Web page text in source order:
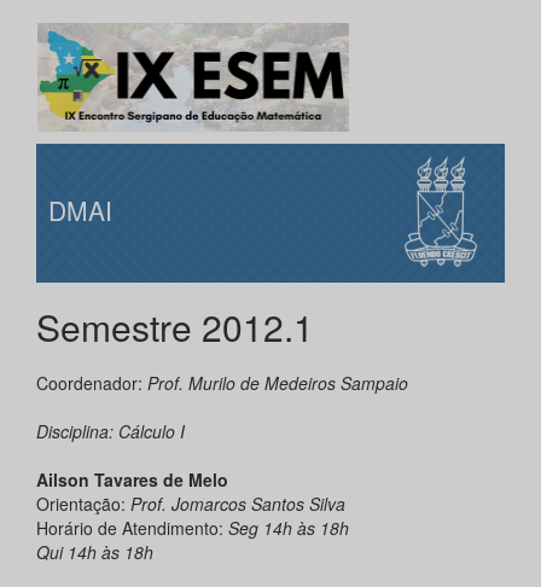
DMAI
Semestre 2012.1
Coordenador: Prof. Murilo de Medeiros Sampaio
Disciplina: Cálculo I
Ailson Tavares de Melo
Orientação: Prof. Jomarcos Santos Silva
Horário de Atendimento: Seg 14h às 18h
Qui 14h às 18h